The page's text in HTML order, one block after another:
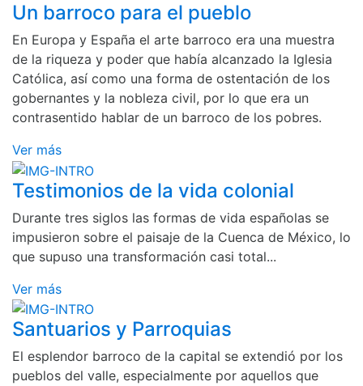
Un barroco para el pueblo
En Europa y España el arte barroco era una muestra
de la riqueza y poder que había alcanzado la Iglesia
Católica, así como una forma de ostentación de los
gobernantes y la nobleza civil, por lo que era un
contrasentido hablar de un barroco de los pobres.
Ver más
Testimonios de la vida colonial
Durante tres siglos las formas de vida españolas se
impusieron sobre el paisaje de la Cuenca de México, lo
que supuso una transformación casi total...
Ver más
Santuarios y Parroquias
El esplendor barroco de la capital se extendió por los
pueblos del valle, especialmente por aquellos que